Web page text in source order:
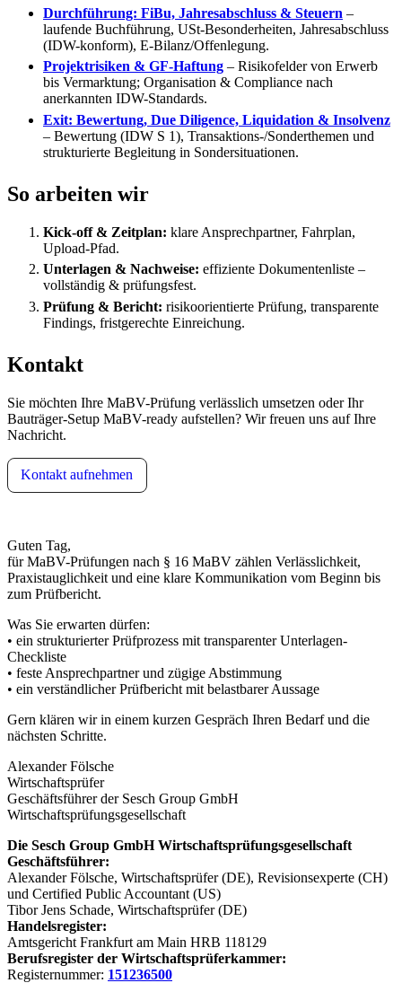
Durchführung: FiBu, Jahresabschluss & Steuern –
laufende Buchführung, USt-Besonderheiten, Jahresabschluss
(IDW-konform), E-Bilanz/Offenlegung.
Projektrisiken & GF-Haftung – Risikofelder von Erwerb
bis Vermarktung; Organisation & Compliance nach
anerkannten IDW-Standards.
Exit: Bewertung, Due Diligence, Liquidation & Insolvenz
– Bewertung (IDW S 1), Transaktions-/Sonderthemen und
strukturierte Begleitung in Sondersituationen.
So arbeiten wir
Kick-off & Zeitplan: klare Ansprechpartner, Fahrplan,
Upload-Pfad.
Unterlagen & Nachweise: effiziente Dokumentenliste –
vollständig & prüfungsfest.
Prüfung & Bericht: risikoorientierte Prüfung, transparente
Findings, fristgerechte Einreichung.
Kontakt
Sie möchten Ihre MaBV-Prüfung verlässlich umsetzen oder Ihr
Bauträger-Setup MaBV-ready aufstellen? Wir freuen uns auf Ihre
Nachricht.
Kontakt aufnehmen
Guten Tag,
für MaBV-Prüfungen nach § 16 MaBV zählen Verlässlichkeit,
Praxistauglichkeit und eine klare Kommunikation vom Beginn bis
zum Prüfbericht.
Was Sie erwarten dürfen:
• ein strukturierter Prüfprozess mit transparenter Unterlagen-
Checkliste
• feste Ansprechpartner und zügige Abstimmung
• ein verständlicher Prüfbericht mit belastbarer Aussage
Gern klären wir in einem kurzen Gespräch Ihren Bedarf und die
nächsten Schritte.
Alexander Fölsche
Wirtschaftsprüfer
Geschäftsführer der Sesch Group GmbH
Wirtschaftsprüfungsgesellschaft
Die Sesch Group GmbH Wirtschaftsprüfungsgesellschaft
Geschäftsführer:
Alexander Fölsche, Wirtschaftsprüfer (DE), Revisionsexperte (CH)
und Certified Public Accountant (US)
Tibor Jens Schade, Wirtschaftsprüfer (DE)
Handelsregister:
Amtsgericht Frankfurt am Main HRB 118129
Berufsregister der Wirtschaftsprüferkammer:
Registernummer: 151236500